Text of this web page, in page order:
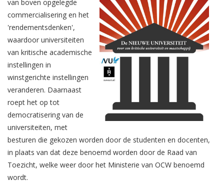
van boven opgelegde
commercialisering en het
'rendementsdenken',
waardoor universiteiten
van kritische academische
instellingen in
winstgerichte instellingen
veranderen. Daarnaast
roept het op tot
democratisering van de
universiteiten, met
besturen die gekozen worden door de studenten en docenten,
in plaats van dat deze benoemd worden door de Raad van
Toezicht, welke weer door het Ministerie van OCW benoemd
wordt.